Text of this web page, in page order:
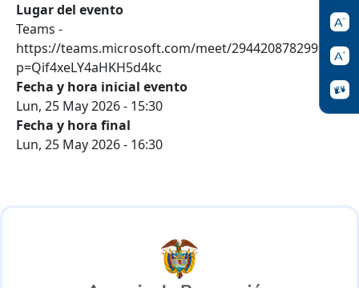
Lugar del evento
Teams -
https://teams.microsoft.com/meet/29442087829991?
p=Qif4xeLY4aHKH5d4kc
Fecha y hora inicial evento
Lun, 25 May 2026 - 15:30
Fecha y hora final
Lun, 25 May 2026 - 16:30